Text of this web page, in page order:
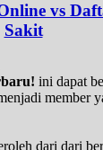
vs
Sakit
ini dapat
member
dari dari